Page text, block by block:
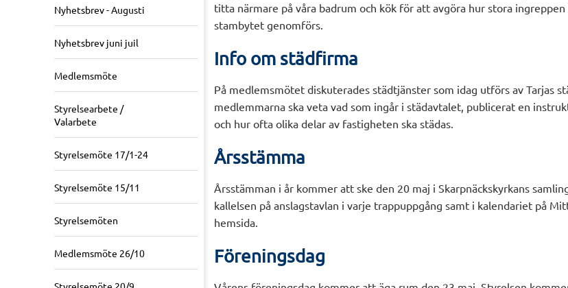
Nyhetsbrev - Augusti
Nyhetsbrev juni juil
Medlemsmöte
Styrelsearbete /
Valarbete
Styrelsemöte 17/1-24
Styrelsemöte 15/11
Styrelsemöten
Medlemsmöte 26/10
titta närmare på våra badrum och kök för att avgöra hur stora
stambytet genomförs.
Info om städfirma
På medlemsmötet diskuterades städtjänster som idag utförs av Tarjas
medlemmarna ska veta vad som ingår i städavtalet, publicerat en
och hur ofta olika delar av fastigheten ska städas.
Årsstämma
Årsstämman i år kommer att ske den 20 maj i Skarpnäckskyrkans
kallelsen på anslagstavlan i varje trappuppgång samt i kalendariet på
hemsida.
Föreningsdag